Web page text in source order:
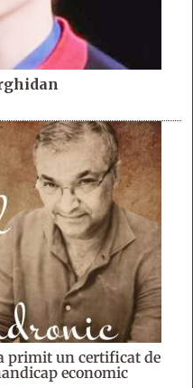
primit un certificat de
economic